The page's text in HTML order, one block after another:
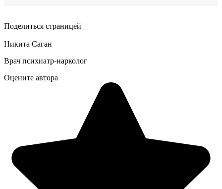
Поделиться страницей
Никита Саган
Врач психиатр-нарколог
Оцените автора